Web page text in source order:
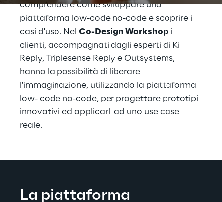
comprendere come sviluppare una
piattaforma low-code no-code e scoprire i
casi d'uso. Nel Co-Design Workshop i
clienti, accompagnati dagli esperti di Ki
Reply, Triplesense Reply e Outsystems,
hanno la possibilità di liberare
l'immaginazione, utilizzando la piattaforma
low- code no-code, per progettare prototipi
innovativi ed applicarli ad uno use case
reale.
La piattaforma